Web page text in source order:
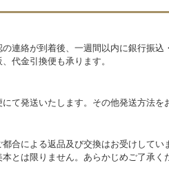
の連絡が到着後、一週間以内に銀行振
代金引換便も承ります。
にて発送いたします。その他発送方法
都合による返品及び交換はお受けして
とは限りません。あらかじめご了承く